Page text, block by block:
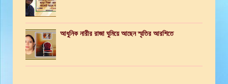
আধুনিক নারীর রাজা ঘুমিয়ে আছেন স্মৃতির আরশিতে